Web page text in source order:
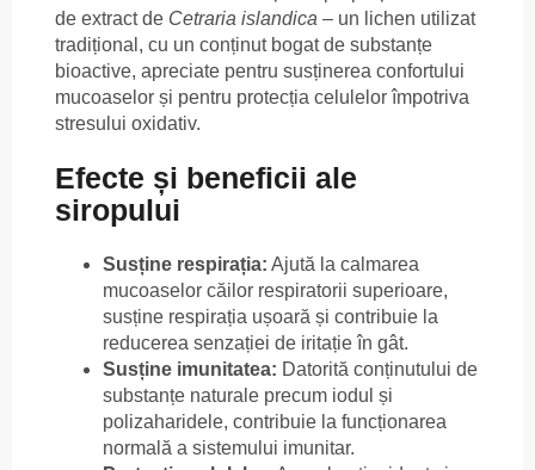
de extract de Cetraria islandica – un lichen utilizat
tradițional, cu un conținut bogat de substanțe
bioactive, apreciate pentru susținerea confortului
mucoaselor și pentru protecția celulelor împotriva
stresului oxidativ.
Efecte și beneficii ale
siropului
Susține respirația: Ajută la calmarea
mucoaselor căilor respiratorii superioare,
susține respirația ușoară și contribuie la
reducerea senzației de iritație în gât.
Susține imunitatea: Datorită conținutului de
substanțe naturale precum iodul și
polizaharidele, contribuie la funcționarea
normală a sistemului imunitar.